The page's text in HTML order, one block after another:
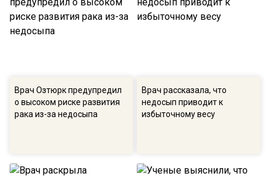
Врач Озтюрк предупредил
о высоком риске развития
рака из-за недосыпа
Врач рассказала, что
недосып приводит к
избыточному весу